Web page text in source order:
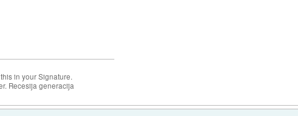
in your Signature.
Recesija generacija